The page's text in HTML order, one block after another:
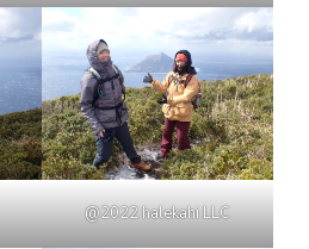
@2022 halekahi LLC